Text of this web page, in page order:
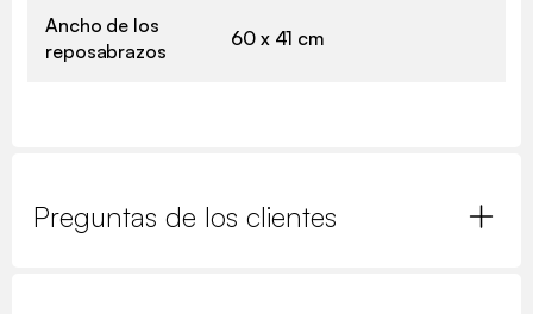
Ancho de los
reposabrazos
60 x 41 cm
Preguntas de los clientes